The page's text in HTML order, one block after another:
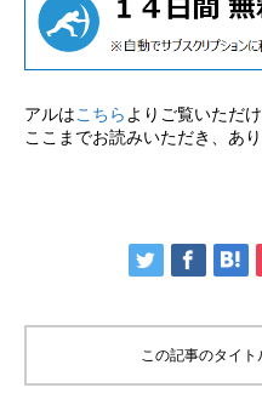
アルはこちら よりご覧いただけ
ここまでお読みいただき、あ
この記事のタイ